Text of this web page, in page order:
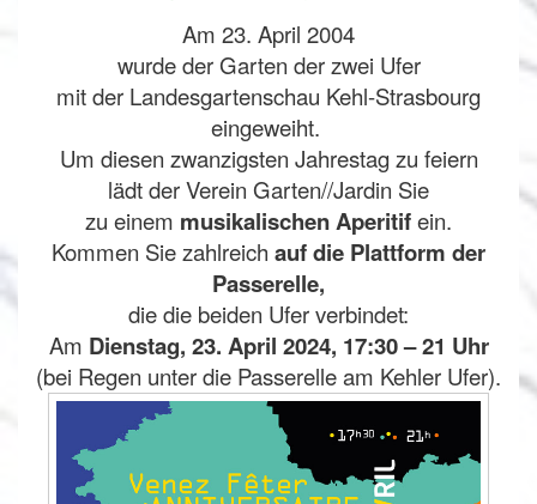
Am 23. April 2004
wurde der Garten der zwei Ufer
mit der Landesgartenschau Kehl-Strasbourg
eingeweiht.
Um diesen zwanzigsten Jahrestag zu feiern
lädt der Verein Garten//Jardin Sie
zu einem musikalischen Aperitifein.
Kommen Sie zahlreich auf die Plattform der
Passerelle,
die die beiden Ufer verbindet:
Am Dienstag, 23. April 2024, 17:30 – 21 Uhr
(bei Regen unter die Passerelle am Kehler Ufer).